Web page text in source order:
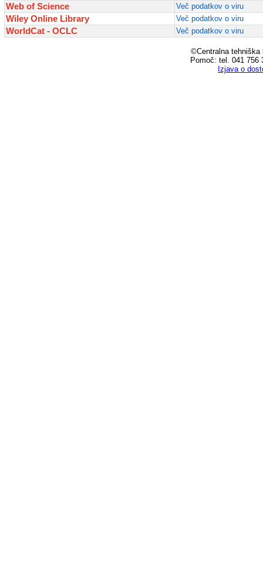
Web of Science Več podatkov o viru
Wiley Online Library Več podatkov o viru
WorldCat - OCLC Več podatkov o viru
©Centralna tehniška
Pomoč: tel. 041 756
Izjava o